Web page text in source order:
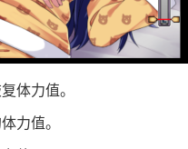
体力值。
力值。